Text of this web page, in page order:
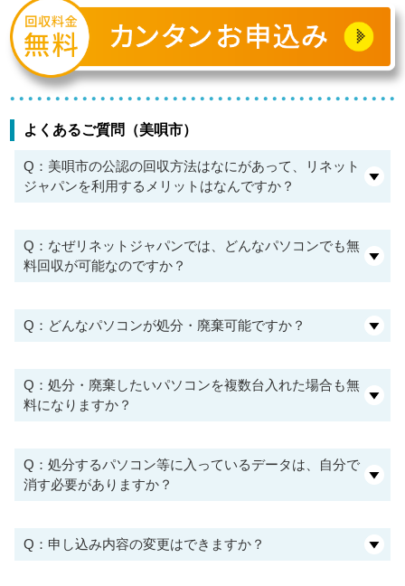
よくあるご質問（美唄市）
Q：美唄市の公認の回収方法はなにがあって、リネット
ジャパンを利用するメリットはなんですか？
Q：なぜリネットジャパンでは、どんなパソコンでも無
料回収が可能なのですか？
Q：どんなパソコンが処分・廃棄可能ですか？
Q：処分・廃棄したいパソコンを複数台入れた場合も無
料になりますか？
Q：処分するパソコン等に入っているデータは、自分で
消す必要がありますか？
Q：申し込み内容の変更はできますか？